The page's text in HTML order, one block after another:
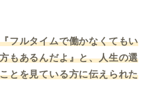
フルタイムで働かなくてもい
もあるんだよ』と、人生の選
とを見ている方に伝えられた